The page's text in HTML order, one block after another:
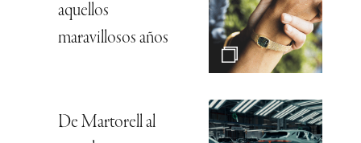
aquellos
maravillosos años
De Martorell al